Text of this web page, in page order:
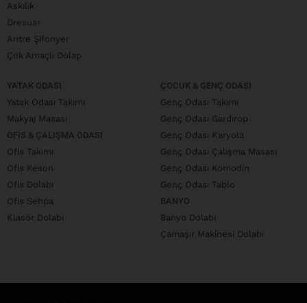
Askılık
Dresuar
Antre Şifonyer
Çok Amaçlı Dolap
YATAK ODASI
Yatak Odası Takımı
Makyaj Masası
OFIS & ÇALIŞMA ODASI
Ofis Takımı
Ofis Keson
Ofis Dolabı
Ofis Sehpa
Klasör Dolabı
ÇOCUK & GENÇ ODASI
Genç Odası Takımı
Genç Odası Gardırop
Genç Odası Karyola
Genç Odası Çalışma Masası
Genç Odası Komodin
Genç Odası Tablo
BANYO
Banyo Dolabı
Çamaşır Makinesi Dolabı